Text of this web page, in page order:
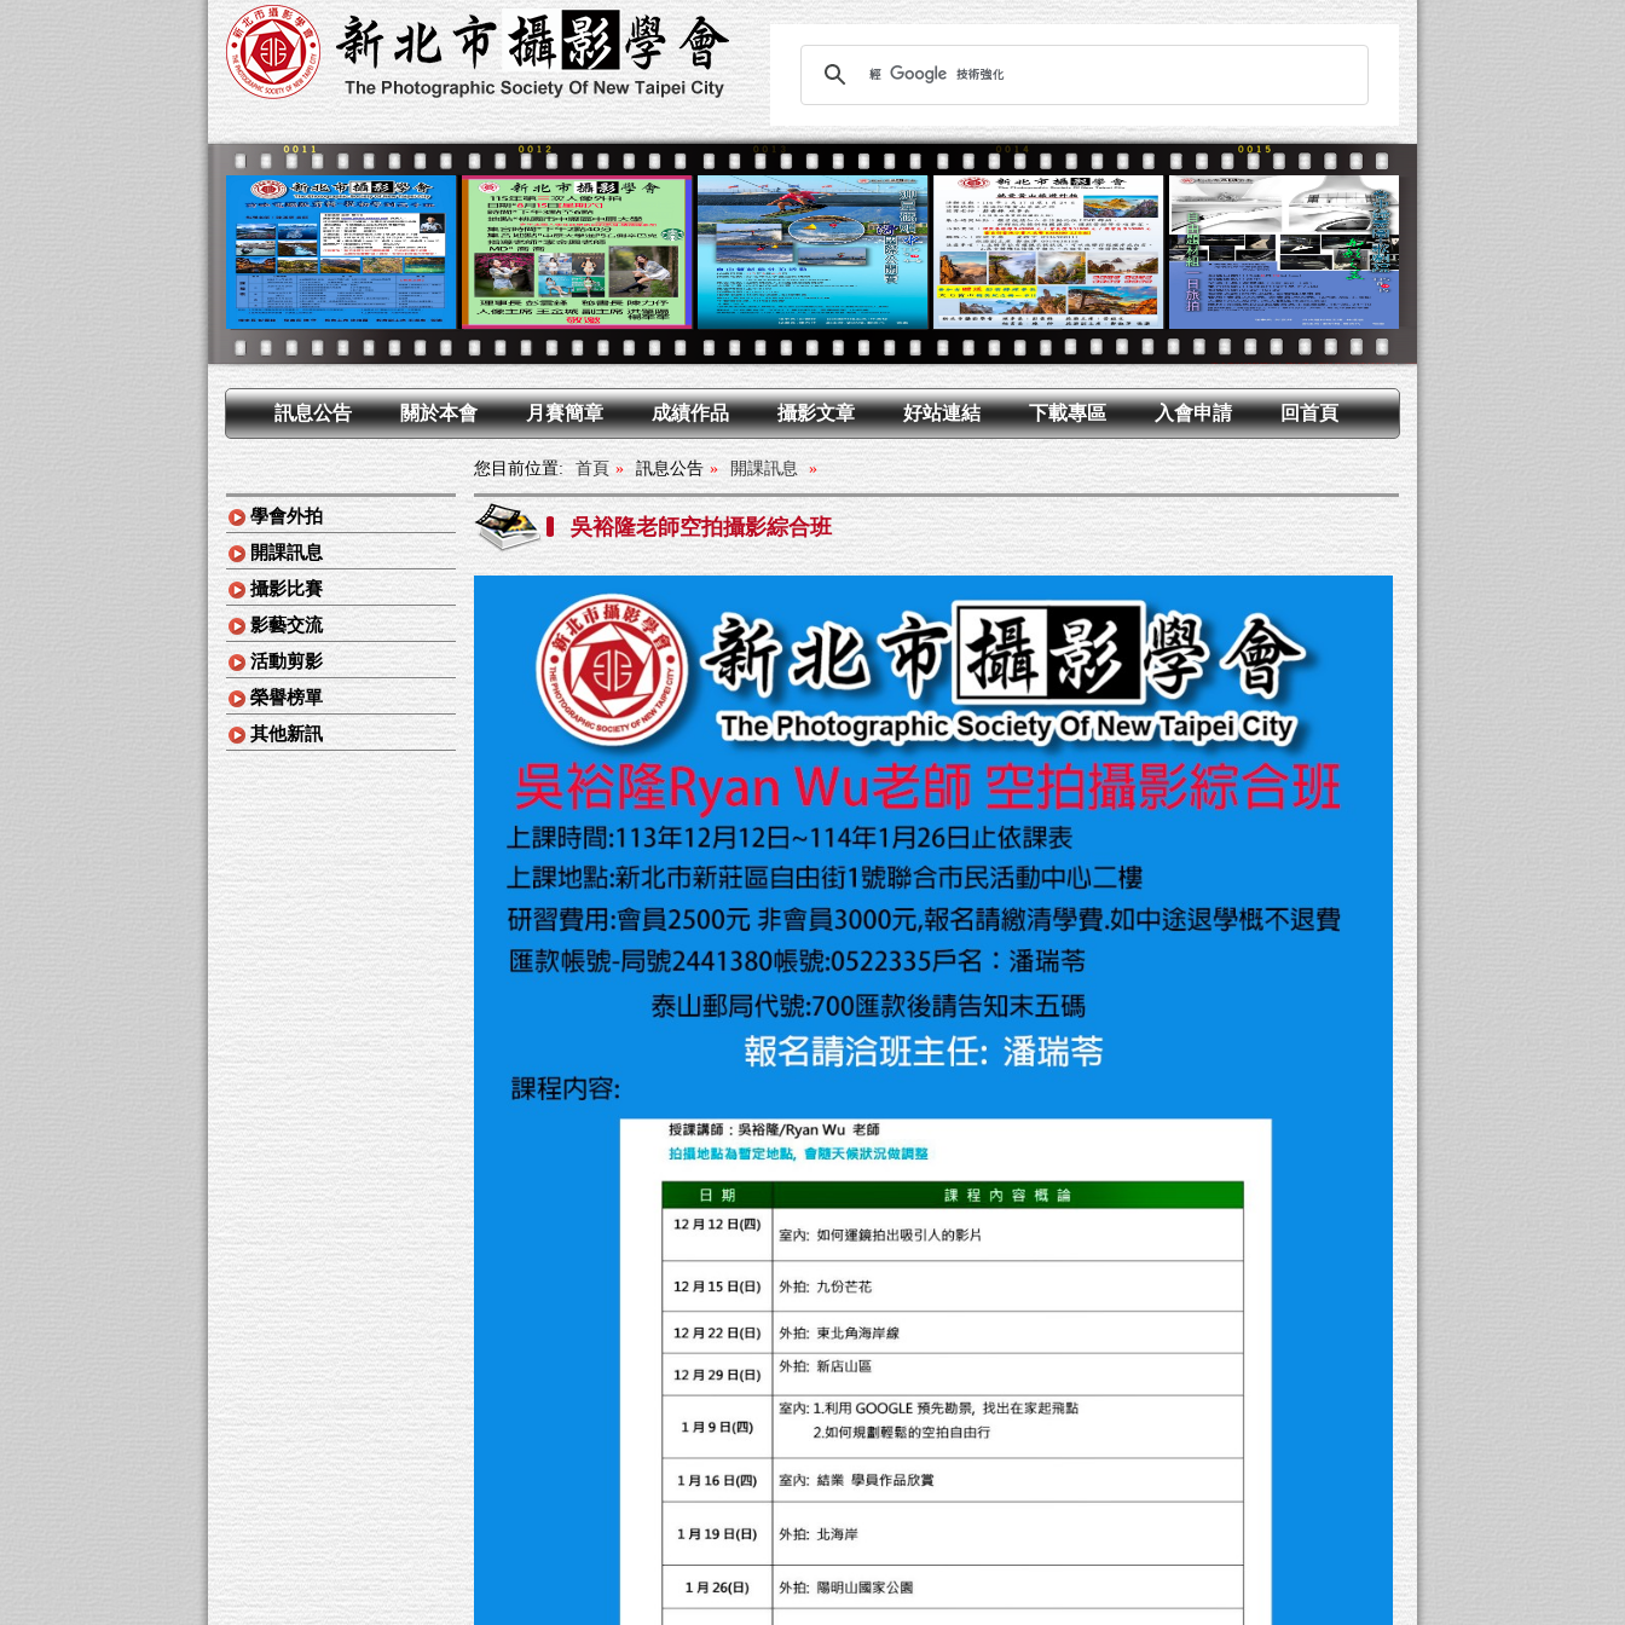
訊息公告 關於本會 月賽簡章 成績作品 攝影文章 好站連結 下載專區 入會申請 回首頁
學會外拍
開課訊息
攝影比賽
影藝交流
活動剪影
榮譽榜單
其他新訊
您目前位置: 首頁 » 訊息公告 » 開課訊息 »
吳裕隆老師空拍攝影綜合班